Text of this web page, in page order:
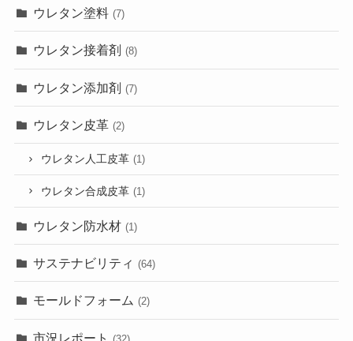
ウレタン塗料 (7)
ウレタン接着剤 (8)
ウレタン添加剤 (7)
ウレタン皮革 (2)
ウレタン人工皮革 (1)
ウレタン合成皮革 (1)
ウレタン防水材 (1)
サステナビリティ (64)
モールドフォーム (2)
市況レポート